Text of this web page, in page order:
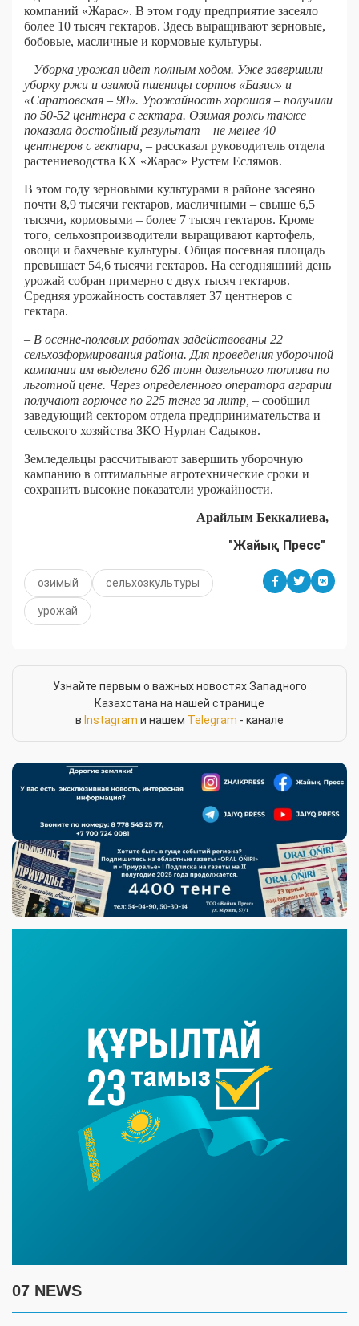
компаний «Жарас». В этом году предприятие засеяло
более 10 тысяч гектаров. Здесь выращивают зерновые,
бобовые, масличные и кормовые культуры.
– Уборка урожая идет полным ходом. Уже завершили
уборку ржи и озимой пшеницы сортов «Базис» и
«Саратовская – 90». Урожайность хорошая – получили
по 50-52 центнера с гектара. Озимая рожь также
показала достойный результат – не менее 40
центнеров с гектара, – рассказал руководитель отдела
растениеводства КХ «Жарас» Рустем Еслямов.
В этом году зерновыми культурами в районе засеяно
почти 8,9 тысячи гектаров, масличными – свыше 6,5
тысячи, кормовыми – более 7 тысяч гектаров. Кроме
того, сельхозпроизводители выращивают картофель,
овощи и бахчевые культуры. Общая посевная площадь
превышает 54,6 тысячи гектаров. На сегодняшний день
урожай собран примерно с двух тысяч гектаров.
Средняя урожайность составляет 37 центнеров с
гектара.
– В осенне-полевых работах задействованы 22
сельхозформирования района. Для проведения уборочной
кампании им выделено 626 тонн дизельного топлива по
льготной цене. Через определенного оператора аграрии
получают горючее по 225 тенге за литр, – сообщил
заведующий сектором отдела предпринимательства и
сельского хозяйства ЗКО Нурлан Садыков.
Земледельцы рассчитывают завершить уборочную
кампанию в оптимальные агротехнические сроки и
сохранить высокие показатели урожайности.
Арайлым Беккалиева,
"Жайық Пресс"
озимый сельхозкультуры
урожай
Узнайте первым о важных новостях Западного
Казахстана на нашей странице
в Instagram и нашем Telegram - канале
07 NEWS